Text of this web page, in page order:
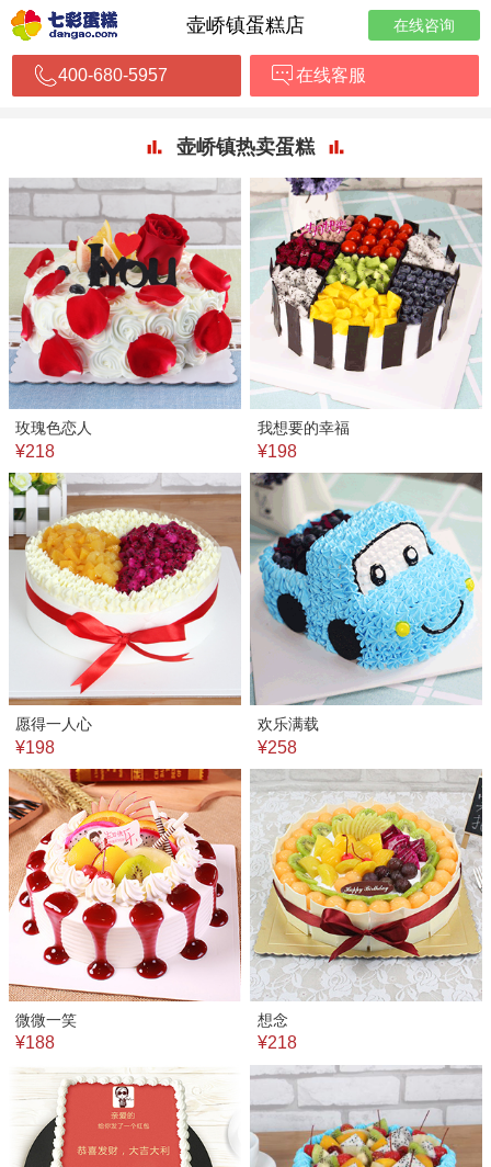
壶峤镇蛋糕店 在线咨询
400-680-5957 在线客服
壶峤镇热卖蛋糕
玫瑰色恋人
¥218
我想要的幸福
¥198
愿得一人心
¥198
欢乐满载
¥258
微微一笑
¥188
想念
¥218